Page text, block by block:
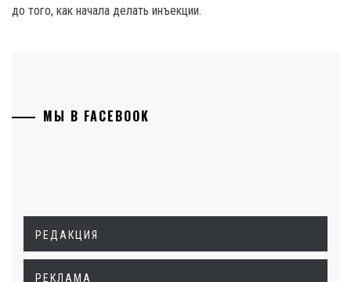
до того, как начала делать инъекции.
МЫ В FACEBOOK
РЕДАКЦИЯ
РЕКЛАМА